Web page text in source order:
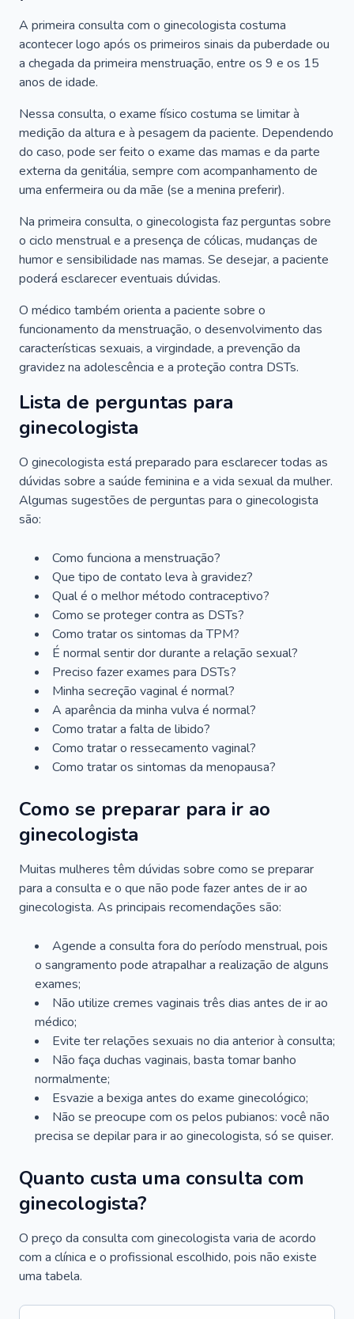
A primeira consulta com o ginecologista costuma
acontecer logo após os primeiros sinais da puberdade ou
a chegada da primeira menstruação, entre os 9 e os 15
anos de idade.
Nessa consulta, o exame físico costuma se limitar à
medição da altura e à pesagem da paciente. Dependendo
do caso, pode ser feito o exame das mamas e da parte
externa da genitália, sempre com acompanhamento de
uma enfermeira ou da mãe (se a menina preferir).
Na primeira consulta, o ginecologista faz perguntas sobre
o ciclo menstrual e a presença de cólicas, mudanças de
humor e sensibilidade nas mamas. Se desejar, a paciente
poderá esclarecer eventuais dúvidas.
O médico também orienta a paciente sobre o
funcionamento da menstruação, o desenvolvimento das
características sexuais, a virgindade, a prevenção da
gravidez na adolescência e a proteção contra DSTs.
Lista de perguntas para
ginecologista
O ginecologista está preparado para esclarecer todas as
dúvidas sobre a saúde feminina e a vida sexual da mulher.
Algumas sugestões de perguntas para o ginecologista
são:
Como funciona a menstruação?
Que tipo de contato leva à gravidez?
Qual é o melhor método contraceptivo?
Como se proteger contra as DSTs?
Como tratar os sintomas da TPM?
É normal sentir dor durante a relação sexual?
Preciso fazer exames para DSTs?
Minha secreção vaginal é normal?
A aparência da minha vulva é normal?
Como tratar a falta de libido?
Como tratar o ressecamento vaginal?
Como tratar os sintomas da menopausa?
Como se preparar para ir ao
ginecologista
Muitas mulheres têm dúvidas sobre como se preparar
para a consulta e o que não pode fazer antes de ir ao
ginecologista. As principais recomendações são:
Agende a consulta fora do período menstrual, pois
o sangramento pode atrapalhar a realização de alguns
exames;
Não utilize cremes vaginais três dias antes de ir ao
médico;
Evite ter relações sexuais no dia anterior à consulta;
Não faça duchas vaginais, basta tomar banho
normalmente;
Esvazie a bexiga antes do exame ginecológico;
Não se preocupe com os pelos pubianos: você não
precisa se depilar para ir ao ginecologista, só se quiser.
Quanto custa uma consulta com
ginecologista?
O preço da consulta com ginecologista varia de acordo
com a clínica e o profissional escolhido, pois não existe
uma tabela.